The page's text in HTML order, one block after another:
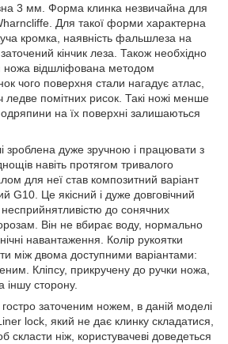
3 мм. Форма клинка незвичайна для
Для такої форми характерна
кромка, наявність фальшлеза на
кінчик леза. Також необхідно
ножа відшліфована методом
чого поверхня стали нагадує атлас,
ледве помітних рисок. Такі ножі менше
на їх поверхні залишаються
зроблена дуже зручною і працювати з
навіть протягом тривалого
для неї став композитний варіант
G10. Це якісний і дуже довговічний
несприйнятливістю до сонячних
Він не вбирає воду, нормально
навантаження. Колір рукоятки
між двома доступними варіантами:
Кліпсу, прикручену до ручки ножа,
іншу сторону.
заточеним ножем, в даній моделі
lock, який не дає клинку складатися,
скласти ніж, користувачеві доведеться